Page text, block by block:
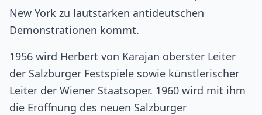
New York zu lautstarken antideutschen
Demonstrationen kommt.
1956 wird Herbert von Karajan oberster Leiter
der Salzburger Festspiele sowie künstlerischer
Leiter der Wiener Staatsoper. 1960 wird mit ihm
die Eröffnung des neuen Salzburger